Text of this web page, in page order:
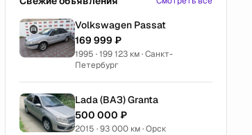
Volkswagen Passat
169 999 ₽
1995 · 199 123 км · Санкт-
Петербург
Lada (ВАЗ) Granta
500 000 ₽
2015 · 93 000 км · Орск